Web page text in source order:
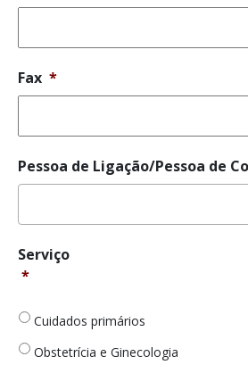
Fax *
Pessoa de Ligação/Pessoa de
Serviço
Serviço
*
Cuidados primários
Obstetrícia e Ginecologia